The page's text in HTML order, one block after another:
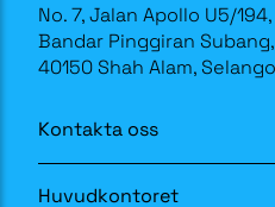
No. 7, Jalan Apollo U5/194,
Bandar Pinggiran Subang,
40150 Shah Alam,
Kontakta oss
Huvudkontoret